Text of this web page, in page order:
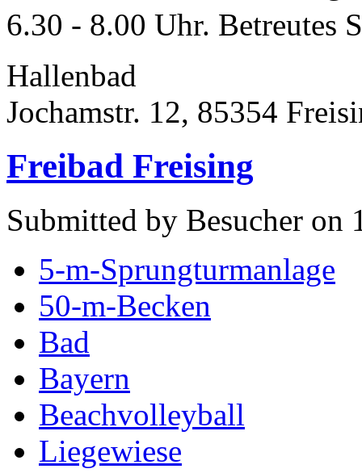
6.30 - 8.00 Uhr. Betreutes
Hallenbad
Jochamstr. 12, 85354
Freibad Freising
Submitted by Besucher on
5-m-Sprungturmanlage
50-m-Becken
Bad
Bayern
Beachvolleyball
Liegewiese